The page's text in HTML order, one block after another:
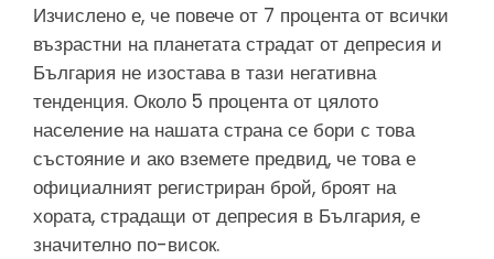
Изчислено е, че повече от 7 процента от всички
възрастни на планетата страдат от депресия и
България не изостава в тази негативна
тенденция. Около 5 процента от цялото
население на нашата страна се бори с това
състояние и ако вземете предвид, че това е
официалният регистриран брой, броят на
хората, страдащи от депресия в България, е
значително по-висок.